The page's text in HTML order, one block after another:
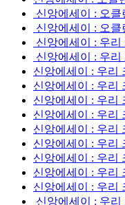
신앙에세이 : 오
신앙에세이 : 오
신앙에세이 : 우
신앙에세이 : 우
신앙에세이 : 우리
신앙에세이 : 우리
신앙에세이 : 우리
신앙에세이 : 우리
신앙에세이 : 우리
신앙에세이 : 우리
신앙에세이 : 우리
신앙에세이 : 우리
신앙에세이 : 우리
신앙에세이 : 우